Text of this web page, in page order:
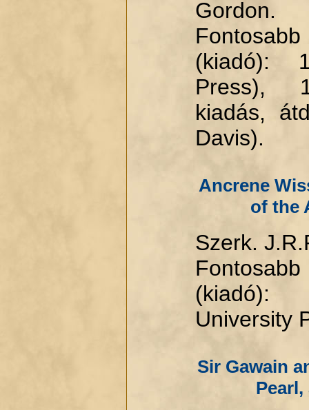
Gordon.
(kiadó):
Press),
kiadás,
Davis).
Ancrene
of the
Szerk.
(kiadó):
University
Sir Gawain